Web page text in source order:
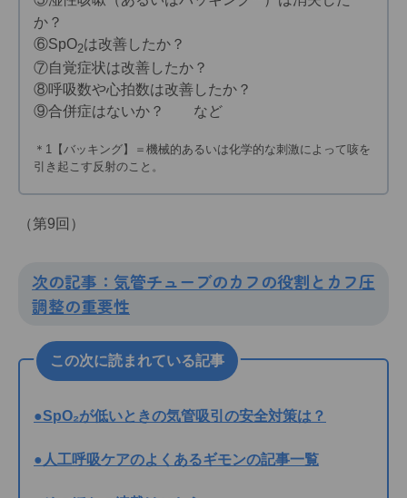
か？
⑥SpO2は改善したか？
⑦自覚症状は改善したか？
⑧呼吸数や心拍数は改善したか？
⑨合併症はないか？ など
＊1【バッキング】＝機械的あるいは化学的な刺激によって咳を
引き起こす反射のこと。
（第9回）
次の記事：気管チューブのカフの役割とカフ圧
調整の重要性
この次に読まれている記事
●SpO₂が低いときの気管吸引の安全対策は？
●人工呼吸ケアのよくあるギモンの記事一覧